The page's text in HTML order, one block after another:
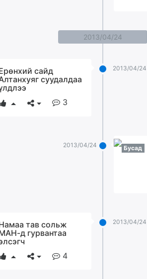
2013/04/24
2013/04/24
сайд
суудалдаа
3
2013/04/24 Бусад
2013/04/24
тав сольж
д гурвантаа
4